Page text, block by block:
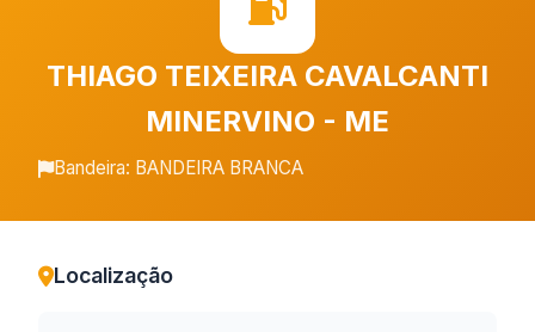
THIAGO TEIXEIRA CAVALCANTI
MINERVINO - ME
Bandeira: BANDEIRA BRANCA
Localização